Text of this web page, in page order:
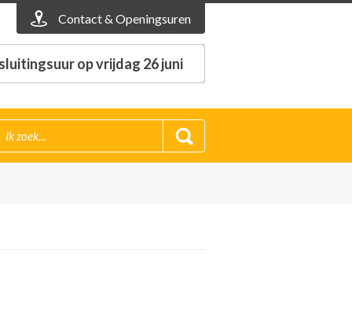
Contact & Openingsuren
op vrijdag 26 juni